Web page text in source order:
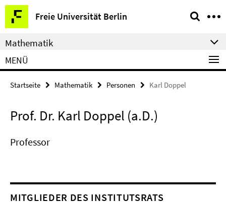
Springe
direkt
zu
Inhalt
Freie Universität Berlin
Service-
Navigation
Mathematik
MENÜ
Startseite Mathematik Personen Karl Doppel
Prof. Dr. Karl Doppel (a.D.)
Professor
MITGLIEDER DES INSTITUTSRATS